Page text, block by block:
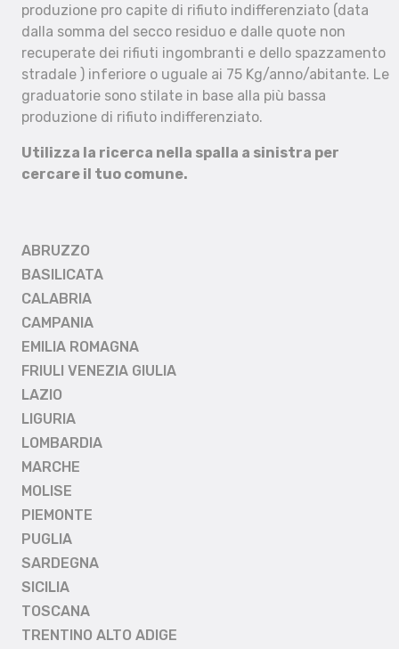
produzione pro capite di rifiuto indifferenziato (data
dalla somma del secco residuo e dalle quote non
recuperate dei rifiuti ingombranti e dello spazzamento
stradale ) inferiore o uguale ai 75 Kg/anno/abitante. Le
graduatorie sono stilate in base alla più bassa
produzione di rifiuto indifferenziato.
Utilizza la ricerca nella spalla a sinistra per
cercare il tuo comune.
ABRUZZO
BASILICATA
CALABRIA
CAMPANIA
EMILIA ROMAGNA
FRIULI VENEZIA GIULIA
LAZIO
LIGURIA
LOMBARDIA
MARCHE
MOLISE
PIEMONTE
PUGLIA
SARDEGNA
SICILIA
TOSCANA
TRENTINO ALTO ADIGE